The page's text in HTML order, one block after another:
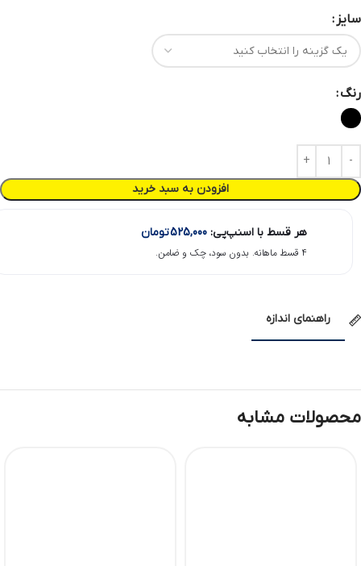
سایز
رنگ
افزودن به سبد خرید
هر قسط با اسنپ‌پی: 525,000تومان
۴ قسط ماهانه. بدون سود، چک و ضامن.
راهنمای اندازه
محصولات مشابه